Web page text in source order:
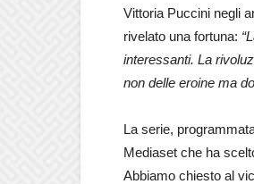
Vittoria Puccini negli
rivelato una fortuna:
interessanti. La
non delle eroine ma
La serie,
Mediaset che ha
Abbiamo chiesto al